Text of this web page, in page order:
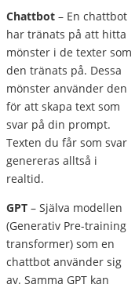
Chattbot – En chattbot
har tränats på att hitta
mönster i de texter som
den tränats på. Dessa
mönster använder den
för att skapa text som
svar på din prompt.
Texten du får som svar
genereras alltså i
realtid.
GPT – Själva modellen
(Generativ Pre-training
transformer) som en
chattbot använder sig
av. Samma GPT kan